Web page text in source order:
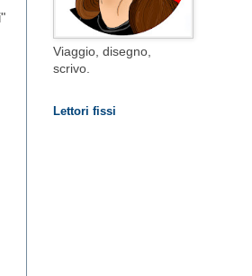
Viaggio, disegno,
scrivo.
Lettori fissi